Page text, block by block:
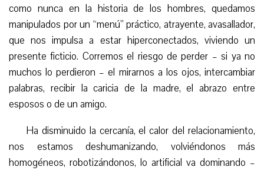
como nunca en la historia de los hombres, quedamos
manipulados por un “menú” práctico, atrayente, avasallador,
que nos impulsa a estar hiperconectados, viviendo un
presente ficticio. Corremos el riesgo de perder – si ya no
muchos lo perdieron – el mirarnos a los ojos, intercambiar
palabras, recibir la caricia de la madre, el abrazo entre
esposos o de un amigo.
Ha disminuido la cercanía, el calor del relacionamiento,
nos estamos deshumanizando, volviéndonos más
homogéneos, robotizándonos, lo artificial va dominando –